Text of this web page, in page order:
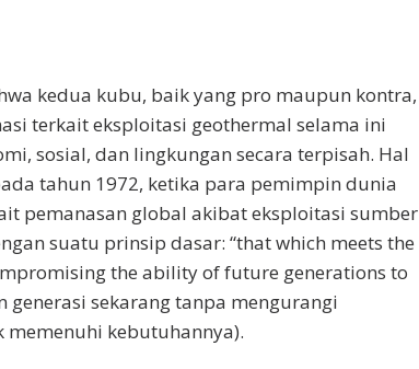
kedua kubu, baik yang pro maupun kontra,
terkait eksploitasi geothermal selama ini
sosial, dan lingkungan secara terpisah. Hal
tahun 1972, ketika para pemimpin dunia
pemanasan global akibat eksploitasi sumber
suatu prinsip dasar: “that which meets the
the ability of future generations to
generasi sekarang tanpa mengurangi
kebutuhannya).